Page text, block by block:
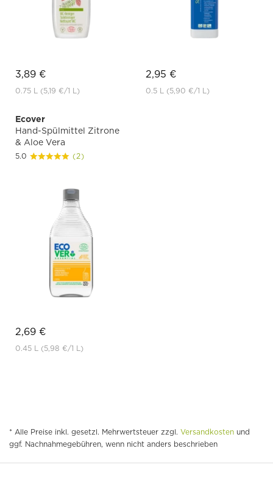
3,89 €
0.75 L (5,19 €/1 L)
2,95 €
0.5 L (5,90 €/1 L)
Ecover
Hand-Spülmittel Zitrone
& Aloe Vera
5.0 (2)
2,69 €
0.45 L (5,98 €/1 L)
* Alle Preise inkl. gesetzl. Mehrwertsteuer zzgl. Versandkosten und
ggf. Nachnahmegebühren, wenn nicht anders beschrieben